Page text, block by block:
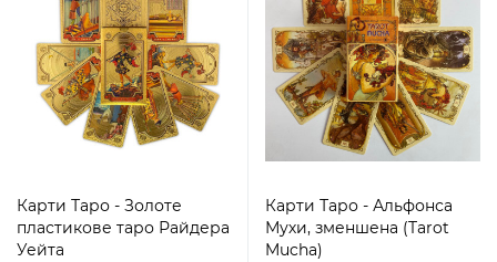
Карти Таро - Золоте
пластикове таро Райдера
Уейта
Карти Таро - Альфонса
Мухи, зменшена (Tarot
Mucha)